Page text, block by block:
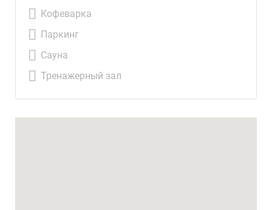
Кофеварка
Паркинг
Сауна
Тренажерный зал